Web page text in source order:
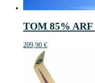
TOM 85%
209,90 €